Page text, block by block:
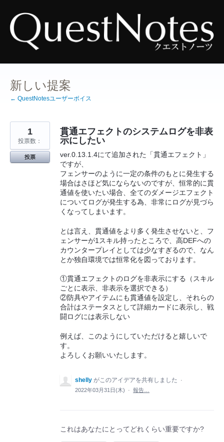
ン
テ
ン
ツ
新しい提案
← QuestNotesユーザーボイス
貫通エフェクトのシステムログを非表
示にしたい
ver.0.13.1.4にて追加された「貫通エフェクト」
ですが、
フェンサーのように一定の条件のもとに発生する
場合はさほど気にならないのですが、恒常的に貫
通値を使いたい場合、全てのダメージエフェクト
についてログが発生する為、非常にログが見づら
くなってしまいます。
とは言え、貫通値をより多く発生させないと、フ
ェンサーが1スキル持ったところで、高DEFへの
カウンタープレイとしては少なすぎるので、なん
とか独自環境では恒常化を図っております。
①貫通エフェクトのログを非表示にする（スキル
ごとに表示、非表示を選択できる）
②防具やアイテムにも貫通値を設定し、それらの
合計はステータスとして詳細カードに表示し、戦
闘ログには表示しない
例えば、このようにしていただけると嬉しいで
す。
よろしくお願いいたします。
1
投票数：
投票
shelly がこのアイデアを共有しました
·
2022年03月31日(木)
· 報告…
これはあなたにとってどれくらい重要ですか?